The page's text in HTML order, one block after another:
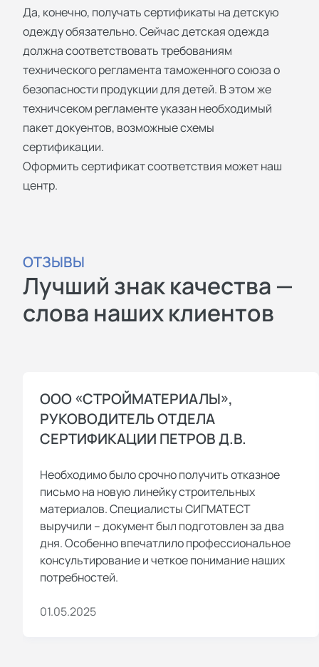
Да, конечно, получать сертификаты на детскую
одежду обязательно. Сейчас детская одежда
должна соответствовать требованиям
технического регламента таможенного союза о
безопасности продукции для детей. В этом же
техничсеком регламенте указан необходимый
пакет докуентов, возможные схемы
сертификации.
Оформить сертификат соответствия может наш
центр.
ОТЗЫВЫ
Лучший знак качества —
слова наших клиентов
ООО «СТРОЙМАТЕРИАЛЫ»,
РУКОВОДИТЕЛЬ ОТДЕЛА
СЕРТИФИКАЦИИ ПЕТРОВ Д.В.
Необходимо было срочно получить отказное
письмо на новую линейку строительных
материалов. Специалисты СИГМАТЕСТ
выручили – документ был подготовлен за два
дня. Особенно впечатлило профессиональное
консультирование и четкое понимание наших
потребностей.
01.05.2025